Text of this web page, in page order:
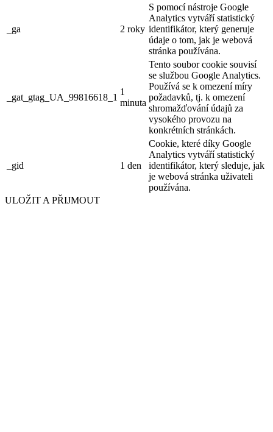
_ga 2 roky
S pomocí nástroje Google
Analytics vytváří statistický
identifikátor, který generuje
údaje o tom, jak je webová
stránka používána.
_gat_gtag_UA_99816618_1
1
minuta
Tento soubor cookie souvisí
se službou Google Analytics.
Používá se k omezení míry
požadavků, tj. k omezení
shromažďování údajů za
vysokého provozu na
konkrétních stránkách.
_gid 1 den
Cookie, které díky Google
Analytics vytváří statistický
identifikátor, který sleduje, jak
je webová stránka uživateli
používána.
ULOŽIT A PŘIJMOUT